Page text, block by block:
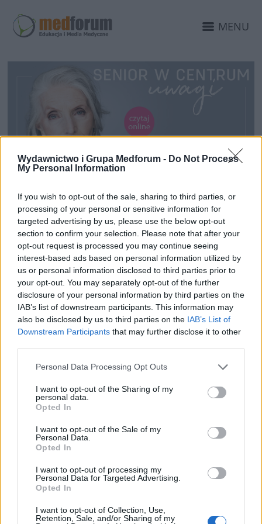
Wydawnictwo i Grupa Medforum - Do Not Process
My Personal Information
If you wish to opt-out of the sale, sharing to third parties, or
processing of your personal or sensitive information for
targeted advertising by us, please use the below opt-out
section to confirm your selection. Please note that after your
opt-out request is processed you may continue seeing
interest-based ads based on personal information utilized by
us or personal information disclosed to third parties prior to
your opt-out. You may separately opt-out of the further
disclosure of your personal information by third parties on the
IAB’s list of downstream participants. This information may
also be disclosed by us to third parties on the IAB’s List of
Downstream Participants that may further disclose it to other
Personal Data Processing Opt Outs
I want to opt-out of the Sharing of my
personal data.
Opted In
I want to opt-out of the Sale of my
Personal Data.
Opted In
I want to opt-out of processing my
Personal Data for Targeted Advertising.
Opted In
I want to opt-out of Collection, Use,
Retention, Sale, and/or Sharing of my
MENU
„Senior w centrum uwagi”
– kampania edukacyjna
Organizm człowieka wraz z upływem lat ulega
zmianom. Powyżej 60-65 roku życia wkracza
w tzw. wiek podeszły, a co za tym idzie,
stopniowo zmienia się specyfika problemów
zdrowotnych.
Zostaliśmy partnerem medialnym kampanii
„Senior w centrum uwagi”, która stanowi
bliskich oraz opiekunów. Wysoce edukacyjny
przekaz został zapewniony dzięki wsparciu
wybitnych autorytetów, którzy podjęli temat
od strony profilaktyki, diagnostyki oraz
leczenia poszczególnych chorób. Artykuły
dostępne są na portalu
www.pacjentilekarz.pl
Twarzą kampanii została Helena Norowicz,